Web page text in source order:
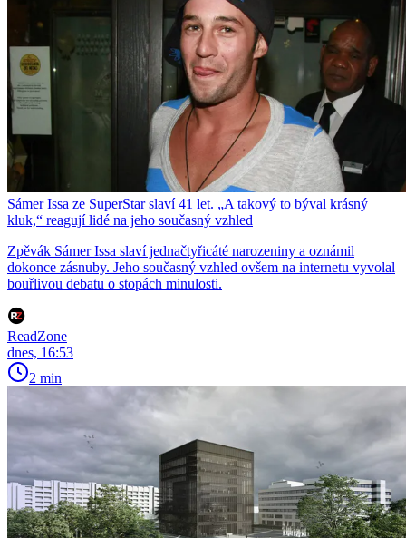
Sámer Issa ze SuperStar slaví 41 let. „A takový to býval krásný
kluk,“ reagují lidé na jeho současný vzhled
Zpěvák Sámer Issa slaví jednačtyřicáté narozeniny a oznámil
dokonce zásnuby. Jeho současný vzhled ovšem na internetu vyvolal
bouřlivou debatu o stopách minulosti.
ReadZone
dnes, 16:53
2 min